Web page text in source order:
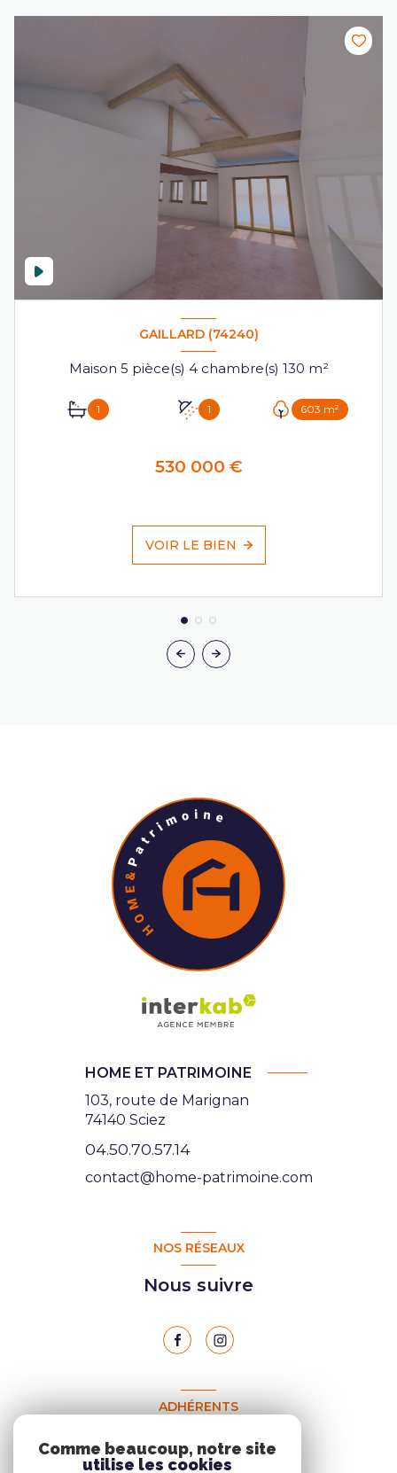
GAILLARD (74240)
Maison 5 pièce(s) 4 chambre(s) 130 m²
1 1 603 m²
530 000 €
VOIR LE BIEN
HOME ET PATRIMOINE
103, route de Marignan
74140 Sciez
04.50.70.57.14
contact@home-patrimoine.com
NOS RÉSEAUX
Nous suivre
ADHÉRENTS
Nous adhérons
Comme beaucoup, notre site
utilise les cookies